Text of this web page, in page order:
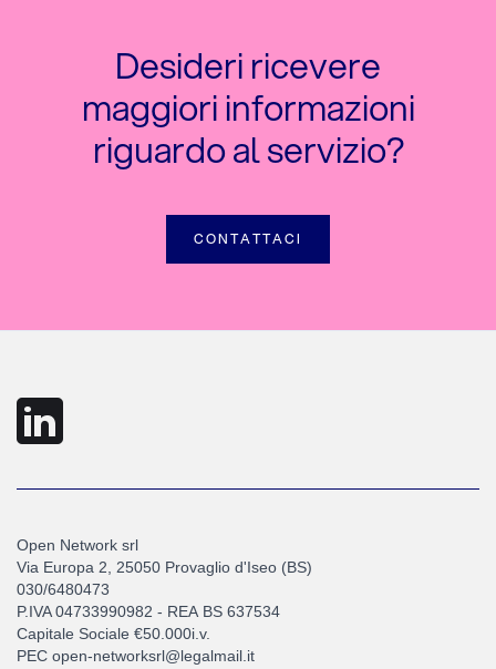
Desideri ricevere
maggiori informazioni
riguardo al servizio?
CONTATTACI
Open Network srl
Via Europa 2, 25050 Provaglio d'Iseo (BS)
030/6480473
P.IVA 04733990982 - REA BS 637534
Capitale Sociale €50.000i.v.
PEC open-networksrl@legalmail.it